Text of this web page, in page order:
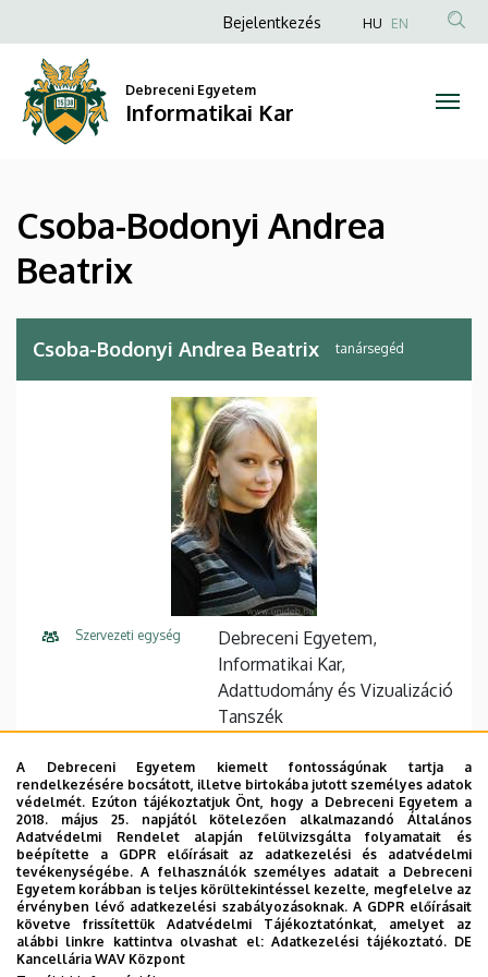
Bodonyi
Andrea
Beatrix
Informatikai
Kar
a
tartalomra
Anonim
fiók
menüje
Bejelentkezés HU EN
Debreceni Egyetem
Informatikai Kar
Csoba-Bodonyi Andrea
Beatrix
Csoba-Bodonyi Andrea Beatrix tanársegéd
Szervezeti egység
Debreceni Egyetem,
Informatikai Kar,
Adattudomány és Vizualizáció
Tanszék
+36 52 512 900 75128
E-mail cím
bodonyi.andrea@inf.unideb.h
u
Cím 4028 Debrecen Kassai út 26
Épület Informatikai Kar épület
Emelet, ajtó
A Debreceni Egyetem kiemelt fontosságúnak tartja a
rendelkezésére bocsátott, illetve birtokába jutott személyes adatok
védelmét. Ezúton tájékoztatjuk Önt, hogy a Debreceni Egyetem a
2018. május 25. napjától kötelezően alkalmazandó Általános
Adatvédelmi Rendelet alapján felülvizsgálta folyamatait és
beépítette a GDPR előírásait az adatkezelési és adatvédelmi
tevékenységébe. A felhasználók személyes adatait a Debreceni
Egyetem korábban is teljes körültekintéssel kezelte, megfelelve az
érvényben lévő adatkezelési szabályozásoknak. A GDPR előírásait
követve frissítettük Adatvédelmi Tájékoztatónkat, amelyet az
alábbi linkre kattintva olvashat el:Adatkezelési tájékoztató. DE
Kancellária WAV Központ